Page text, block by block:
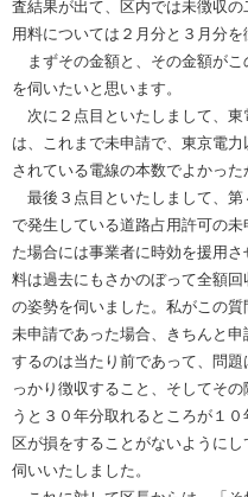
査結果が出て、区内では未徴収
用料については２月分と３月分を
まずその金額と、その金額がこ
を伺いたいと思います。
次に２点目といたしまして、東
は、これまで未申請で、東京電
されている電線の本数でよかった
最後３点目といたしまして、第
で発生している道路占用許可の
た場合には事業者に時効を援用
料は過去にもさかのぼって全額
の姿勢を伺いました。私がこの
未申請であった場合、きちんと
するのは当たり前であって、問
っかり徴収すること、そしてそ
うと３０年分取れるところが１
区が損をすることがないように
伺いいたしました。